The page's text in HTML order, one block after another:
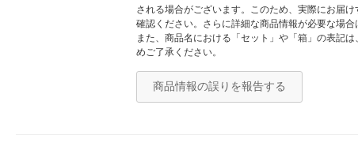
される場合がございます。このため、実際にお届
確認ください。さらに詳細な商品情報が必要な場合
また、商品名における「セット」や「箱」の表記
めご了承ください。
商品情報の誤りを報告する